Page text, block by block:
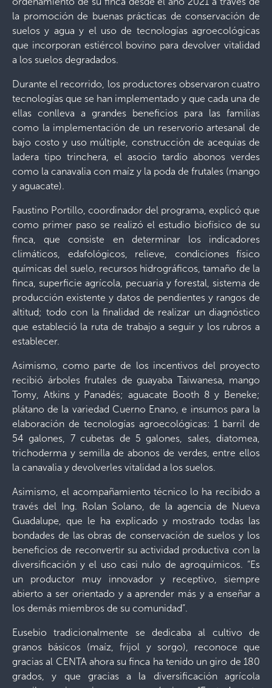
la promoción de buenas prácticas de conservación de
suelos y agua y el uso de tecnologías agroecológicas
que incorporan estiércol bovino para devolver vitalidad
a los suelos degradados.
Durante el recorrido, los productores observaron cuatro
tecnologías que se han implementado y que cada una de
ellas conlleva a grandes beneficios para las familias
como la implementación de un reservorio artesanal de
bajo costo y uso múltiple, construcción de acequias de
ladera tipo trinchera, el asocio tardío abonos verdes
como la canavalia con maíz y la poda de frutales (mango
y aguacate).
Faustino Portillo, coordinador del programa, explicó que
como primer paso se realizó el estudio biofísico de su
finca, que consiste en determinar los indicadores
climáticos, edafológicos, relieve, condiciones físico
químicas del suelo, recursos hidrográficos, tamaño de la
finca, superficie agrícola, pecuaria y forestal, sistema de
producción existente y datos de pendientes y rangos de
altitud; todo con la finalidad de realizar un diagnóstico
que estableció la ruta de trabajo a seguir y los rubros a
establecer.
Asimismo, como parte de los incentivos del proyecto
recibió árboles frutales de guayaba Taiwanesa, mango
Tomy, Atkins y Panadés; aguacate Booth 8 y Beneke;
plátano de la variedad Cuerno Enano, e insumos para la
elaboración de tecnologías agroecológicas: 1 barril de
54 galones, 7 cubetas de 5 galones, sales, diatomea,
trichoderma y semilla de abonos de verdes, entre ellos
la canavalia y devolverles vitalidad a los suelos.
Asimismo, el acompañamiento técnico lo ha recibido a
través del Ing. Rolan Solano, de la agencia de Nueva
Guadalupe, que le ha explicado y mostrado todas las
bondades de las obras de conservación de suelos y los
beneficios de reconvertir su actividad productiva con la
diversificación y el uso casi nulo de agroquímicos. “Es
un productor muy innovador y receptivo, siempre
abierto a ser orientado y a aprender más y a enseñar a
los demás miembros de su comunidad”.
Eusebio tradicionalmente se dedicaba al cultivo de
granos básicos (maíz, frijol y sorgo), reconoce que
gracias al CENTA ahora su finca ha tenido un giro de 180
grados, y que gracias a la diversificación agrícola